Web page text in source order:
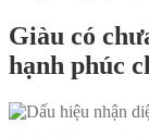
Giàu có
hạnh phúc